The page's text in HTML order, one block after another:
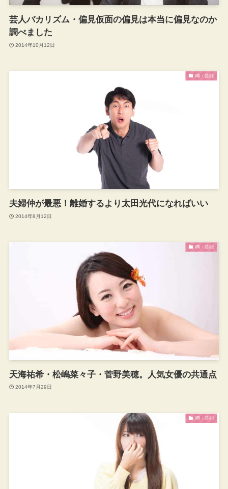
芸人バカリズム・偏見仮面の偏見は本当に偏見なのか
調べました
2014年10月12日
噂・芸能
夫婦仲が最悪！離婚するより太田光代になればいい
2014年8月12日
噂・芸能
天海祐希・松嶋菜々子・菅野美穂。人気女優の共通点
2014年7月29日
噂・芸能